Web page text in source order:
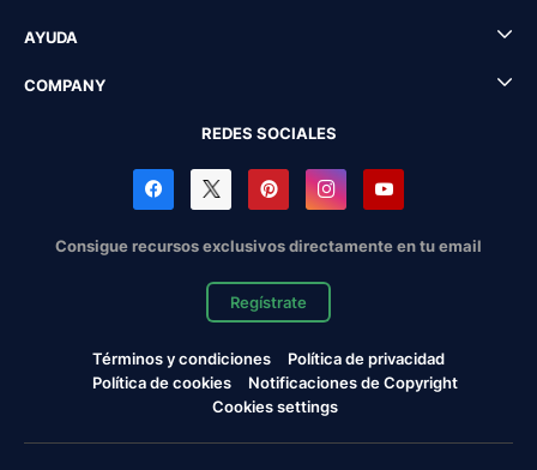
AYUDA
COMPANY
REDES SOCIALES
Consigue recursos exclusivos directamente en tu email
Regístrate
Términos y condiciones
Política de privacidad
Política de cookies
Notificaciones de Copyright
Cookies settings